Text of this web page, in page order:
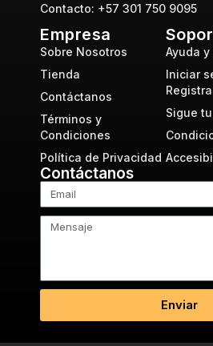
Contacto: +57 301 750 9095
Empresa
Sobre Nosotros
Tienda
Contáctanos
Términos y
Condiciones
Política de Privacidad
Ayuda y
Iniciar
Sigue
Contáctanos
Enviar